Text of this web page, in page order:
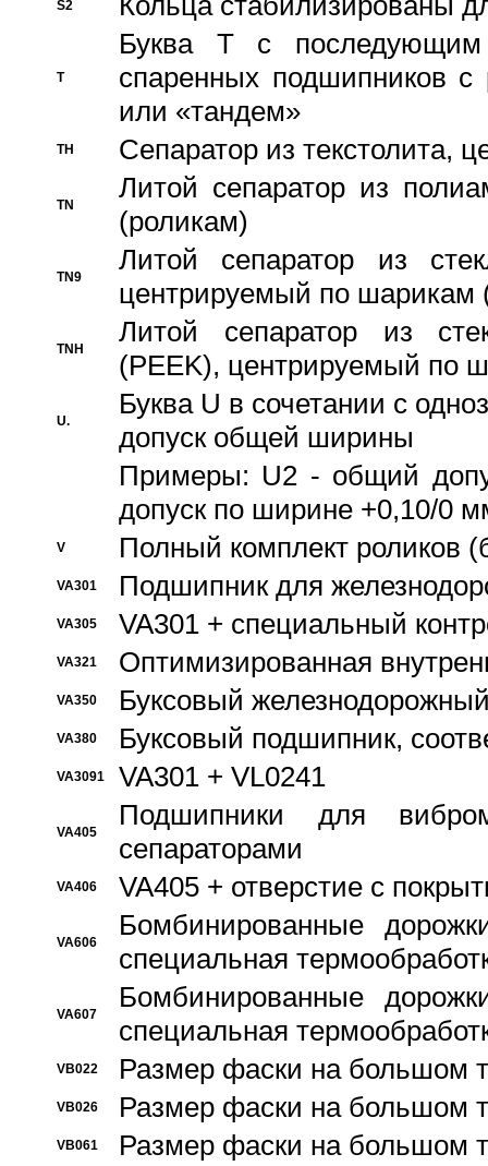
S2
T
Буква T с
спаренных подшипников
или «тандем»
TH Сепаратор из текстолита,
TN
Литой сепаратор из
(роликам)
TN9
Литой сепаратор из
центрируемый по шарикам
TNH
Литой сепаратор из
(PEEK), центрируемый по
U.
Буква U в сочетании с
допуск общей ширины
Примеры: U2 - общий
допуск по ширине +0,10/0
V Полный комплект роликов
VA301 Подшипник для
VA305 VA301 + специальный
VA321 Оптимизированная
VA350 Буксовый
VA380 Буксовый подшипник,
VA3091 VA301 + VL0241
VA405
Подшипники для
сепараторами
VA406 VA405 + отверстие с
VA606
Бомбинированные
специальная
VA607
Бомбинированные
специальная
VB022 Размер фаски на большом
VB026 Размер фаски на большом
VB061 Размер фаски на большом